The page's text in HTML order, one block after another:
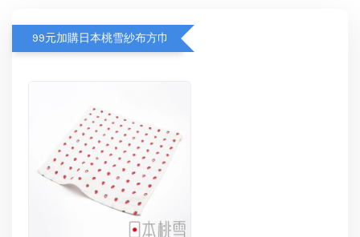
99元加購日本桃雪紗布方巾